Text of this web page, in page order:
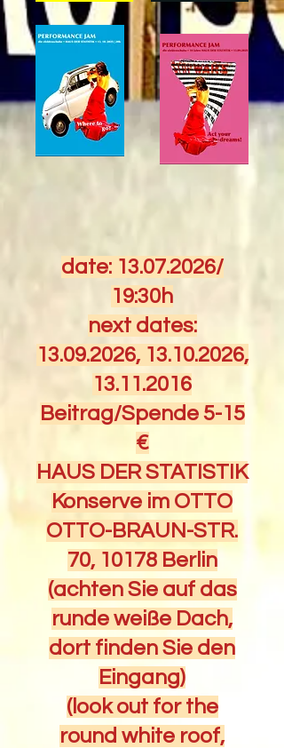
date: 13.07.2026/
19:30h
next dates:
13.09.2026, 13.10.2026,
13.11.2016
Beitrag/Spende 5-15
€
HAUS DER STATISTIK
Konserve im OTTO
OTTO-BRAUN-STR.
70, 10178 Berlin
(achten Sie auf das
runde weiße Dach,
dort finden Sie den
Eingang)
(look out for the
round white roof,